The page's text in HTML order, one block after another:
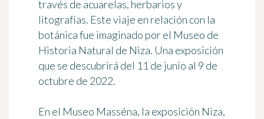
través de acuarelas, herbarios y
litografías. Este viaje en relación con la
botánica fue imaginado por el Museo de
Historia Natural de Niza. Una exposición
que se descubrirá del 11 de junio al 9 de
octubre de 2022.
En el Museo Masséna, la exposición Niza,